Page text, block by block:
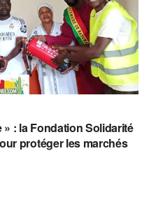
» : la Fondation Solidarité
protéger les marchés